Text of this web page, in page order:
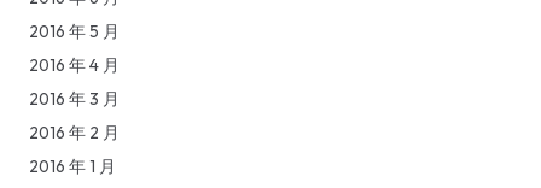
2016 年 5 月
2016 年 4 月
2016 年 3 月
2016 年 2 月
2016 年 1 月